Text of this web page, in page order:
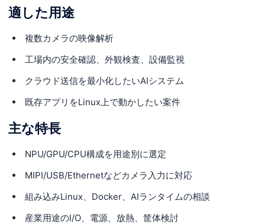
適した用途
複数カメラの映像解析
工場内の安全確認、外観検査、設備監視
クラウド送信を最小化したいAIシステム
既存アプリをLinux上で動かしたい案件
主な特長
NPU/GPU/CPU構成を用途別に選定
MIPI/USB/Ethernetなどカメラ入力に対応
組み込みLinux、Docker、AIランタイムの相談
産業用途のI/O、電源、放熱、筐体検討